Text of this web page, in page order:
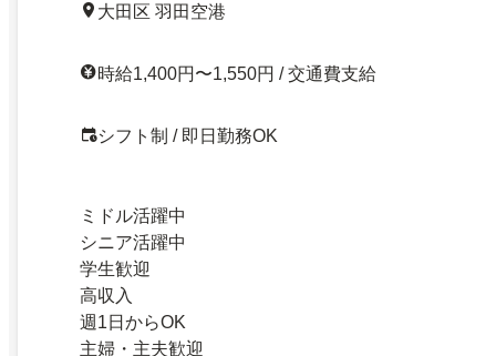
大田区 羽田空港
時給1,400円〜1,550円 / 交通費支給
シフト制 / 即日勤務OK
ミドル活躍中
シニア活躍中
学生歓迎
高収入
週1日からOK
主婦・主夫歓迎